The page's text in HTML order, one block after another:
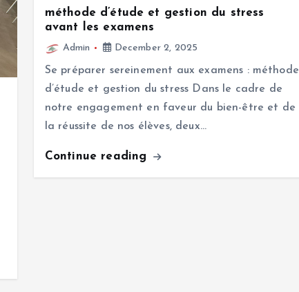
méthode d’étude et gestion du stress
avant les examens
Admin December 2, 2025
Se préparer sereinement aux examens : méthode
d’étude et gestion du stress Dans le cadre de
notre engagement en faveur du bien-être et de
la réussite de nos élèves, deux…
Continue reading